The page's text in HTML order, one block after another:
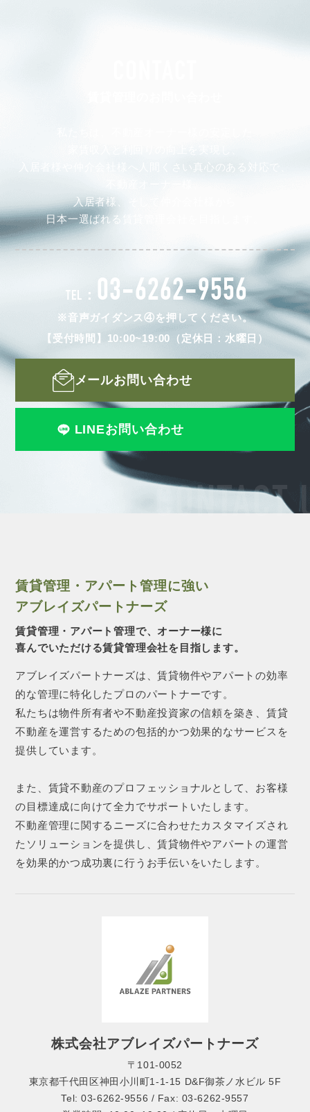
CONTACT
入居者様や仲介会社様へ人間くさい真心のある対応で、
入居者様、そして仲介会社様から
日本一選ばれる賃貸管理会社を目指します。
TEL： 03-6262-9556
※音声ガイダンス④を押してください。
【受付時間】10:00~19:00（定休日：水曜日）
メールお問い合わせ
LINEお問い合わせ
賃貸管理・アパート管理に強い
アブレイズパートナーズ
賃貸管理・アパート管理で、オーナー様に
喜んでいただける賃貸管理会社を目指します。
アブレイズパートナーズは、賃貸物件やアパートの効率
的な管理に特化したプロのパートナーです。
私たちは物件所有者や不動産投資家の信頼を築き、賃貸
不動産を運営するための包括的かつ効果的なサービスを
提供しています。
また、賃貸不動産のプロフェッショナルとして、お客様
の目標達成に向けて全力でサポートいたします。
不動産管理に関するニーズに合わせたカスタマイズされ
たソリューションを提供し、賃貸物件やアパートの運営
を効果的かつ成功裏に行うお手伝いをいたします。
株式会社アブレイズパートナーズ
〒101-0052
東京都千代田区神田小川町1-1-15 D&F御茶ノ水ビル 5F
Tel: 03-6262-9556 / Fax: 03-6262-9557